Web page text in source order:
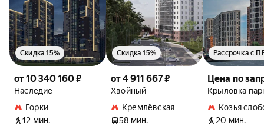
от 10 340 160 ₽
Наследие
Горки
12 мин.
Скидка 15%
от 4 911 667 ₽
Хвойный
Кремлёвская
58 мин.
Скидка 15%
Цена по
Крыловка
Козья
20 мин.
Рассрочка с